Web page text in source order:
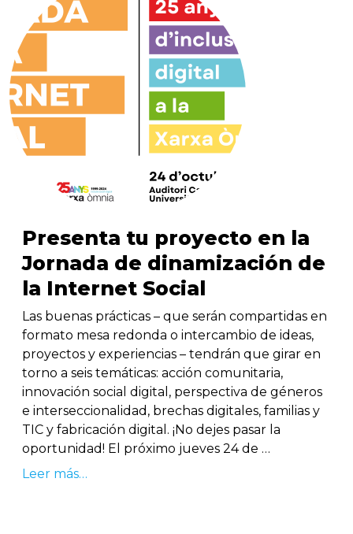
Presenta tu proyecto en la
Jornada de dinamización de
la Internet Social
Las buenas prácticas – que serán compartidas en
formato mesa redonda o intercambio de ideas,
proyectos y experiencias – tendrán que girar en
torno a seis temáticas: acción comunitaria,
innovación social digital, perspectiva de géneros
e interseccionalidad, brechas digitales, familias y
TIC y fabricación digital. ¡No dejes pasar la
oportunidad! El próximo jueves 24 de …
Leer más…